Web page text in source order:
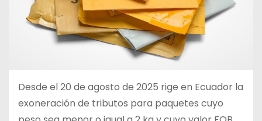
Desde el 20 de agosto de 2025 rige en Ecuador la
exoneración de tributos para paquetes cuyo